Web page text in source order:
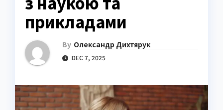
прикладами
By Олександр Дихтярук
DEC 7, 2025